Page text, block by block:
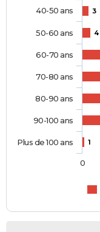
3
4
1
40-50 ans
50-60 ans
60-70 ans
70-80 ans
80-90 ans
90-100 ans
Plus de 100 ans
0